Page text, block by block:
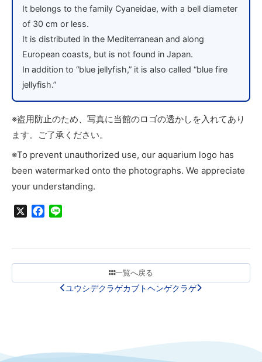
It belongs to the family Cyaneidae, with a bell diameter
of 30 cm or less.
It is distributed in the Mediterranean and along
European coasts, but is not found in Japan.
In addition to “blue jellyfish,” it is also called “blue fire
jellyfish.”
※盗用防止のため、写真に当館のロゴの透かしを入れてあり
ます。ご了承ください。
※To prevent unauthorized use, our aquarium logo has
been watermarked onto the photographs. We appreciate
your understanding.
Facebook
ユウシデクラゲ
一覧へ戻る
カブトヘンゲクラゲ